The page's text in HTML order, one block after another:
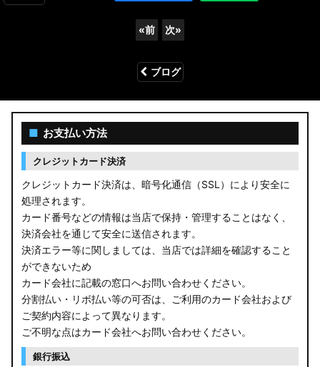
«前 次»
ブログ
■ お支払い方法
クレジットカード決済
クレジットカード決済は、暗号化通信（SSL）により安全に
処理されます。
カード番号などの情報は当店で保持・管理することはなく、
決済会社を通じて安全に送信されます。
決済エラー等に関しましては、当店では詳細を確認すること
ができないため
カード会社に記載の窓口へお問い合わせください。
分割払い・リボ払い等の可否は、ご利用のカード会社および
ご契約内容によって異なります。
ご不明な点はカード会社へお問い合わせください。
銀行振込